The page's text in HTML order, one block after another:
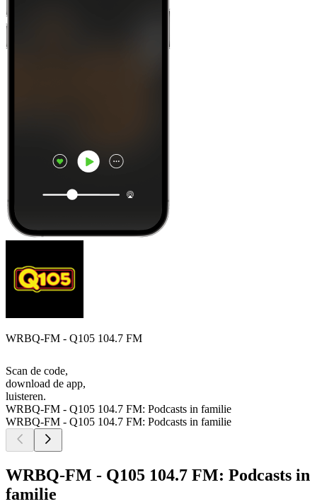
WRBQ-FM - Q105 104.7 FM
Scan de code,
download de app,
luisteren.
WRBQ-FM - Q105 104.7 FM: Podcasts in familie
WRBQ-FM - Q105 104.7 FM: Podcasts in familie
WRBQ-FM - Q105 104.7 FM: Podcasts in
familie